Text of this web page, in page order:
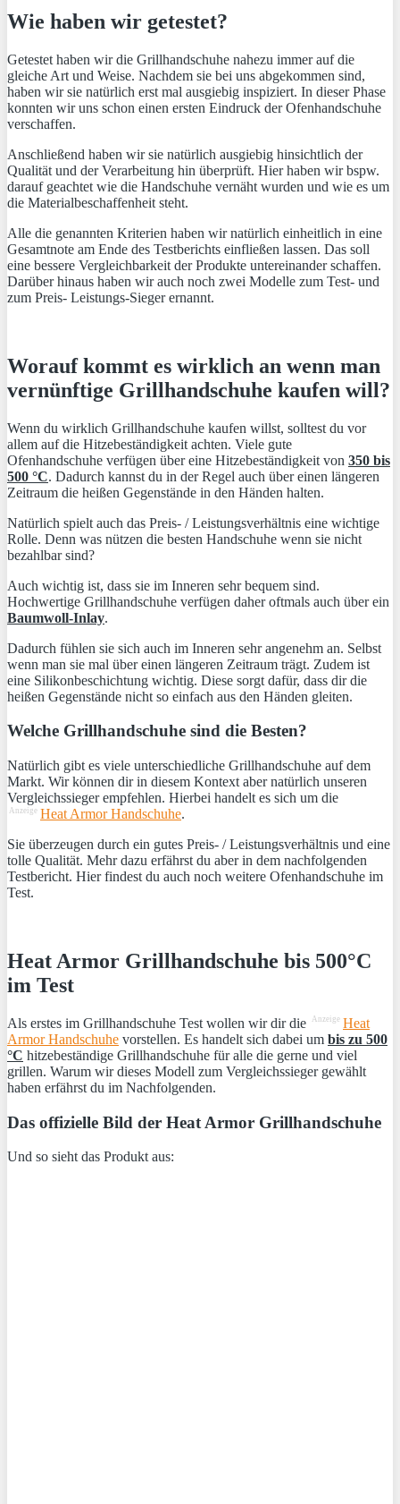
Wie haben wir getestet?
Getestet haben wir die Grillhandschuhe nahezu immer auf die
gleiche Art und Weise. Nachdem sie bei uns abgekommen sind,
haben wir sie natürlich erst mal ausgiebig inspiziert. In dieser Phase
konnten wir uns schon einen ersten Eindruck der Ofenhandschuhe
verschaffen.
Anschließend haben wir sie natürlich ausgiebig hinsichtlich der
Qualität und der Verarbeitung hin überprüft. Hier haben wir bspw.
darauf geachtet wie die Handschuhe vernäht wurden und wie es um
die Materialbeschaffenheit steht.
Alle die genannten Kriterien haben wir natürlich einheitlich in eine
Gesamtnote am Ende des Testberichts einfließen lassen. Das soll
eine bessere Vergleichbarkeit der Produkte untereinander schaffen.
Darüber hinaus haben wir auch noch zwei Modelle zum Test- und
zum Preis- Leistungs-Sieger ernannt.
Worauf kommt es wirklich an wenn man
vernünftige Grillhandschuhe kaufen will?
Wenn du wirklich Grillhandschuhe kaufen willst, solltest du vor
allem auf die Hitzebeständigkeit achten. Viele gute
Ofenhandschuhe verfügen über eine Hitzebeständigkeit von 350 bis
500 °C. Dadurch kannst du in der Regel auch über einen längeren
Zeitraum die heißen Gegenstände in den Händen halten.
Natürlich spielt auch das Preis- / Leistungsverhältnis eine wichtige
Rolle. Denn was nützen die besten Handschuhe wenn sie nicht
bezahlbar sind?
Auch wichtig ist, dass sie im Inneren sehr bequem sind.
Hochwertige Grillhandschuhe verfügen daher oftmals auch über ein
Baumwoll-Inlay.
Dadurch fühlen sie sich auch im Inneren sehr angenehm an. Selbst
wenn man sie mal über einen längeren Zeitraum trägt. Zudem ist
eine Silikonbeschichtung wichtig. Diese sorgt dafür, dass dir die
heißen Gegenstände nicht so einfach aus den Händen gleiten.
Welche Grillhandschuhe sind die Besten?
Natürlich gibt es viele unterschiedliche Grillhandschuhe auf dem
Markt. Wir können dir in diesem Kontext aber natürlich unseren
Vergleichssieger empfehlen. Hierbei handelt es sich um die
Anzeige Heat Armor Handschuhe.
Sie überzeugen durch ein gutes Preis- / Leistungsverhältnis und eine
tolle Qualität. Mehr dazu erfährst du aber in dem nachfolgenden
Testbericht. Hier findest du auch noch weitere Ofenhandschuhe im
Test.
Heat Armor Grillhandschuhe bis 500°C
im Test
Als erstes im Grillhandschuhe Test wollen wir dir die Anzeige Heat
Armor Handschuhe vorstellen. Es handelt sich dabei um bis zu 500
°C hitzebeständige Grillhandschuhe für alle die gerne und viel
grillen. Warum wir dieses Modell zum Vergleichssieger gewählt
haben erfährst du im Nachfolgenden.
Das offizielle Bild der Heat Armor Grillhandschuhe
Und so sieht das Produkt aus: